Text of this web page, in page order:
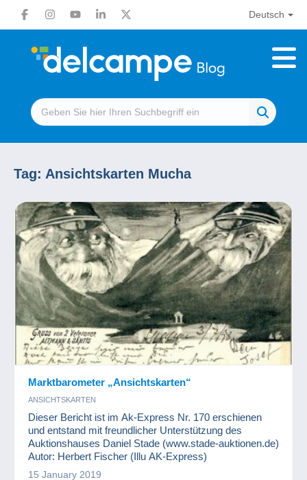
Deutsch
Tag: Ansichtskarten Mucha
Marktbarometer „Ansichtskarten“
ANSICHTSKARTEN
Dieser Bericht ist im Ak-Express Nr. 170 erschienen
und entstand mit freundlicher Unterstützung des
Auktionshauses Daniel Stade (www.stade-auktionen.de)
Autor: Herbert Fischer (Illu AK-Express)
15 January 2019